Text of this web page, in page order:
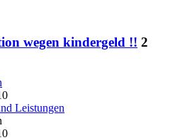
wegen kindergeld !! 2
Leistungen